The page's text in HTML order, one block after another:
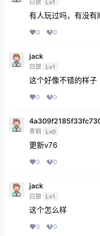
白银 Lv1
有人玩过吗，有没有
0 0
jack
白银 Lv1
这个好像不错的样子
0 0
青铜 Lv0
更新v76
0 0
jack
白银 Lv1
这个怎么样
0 0